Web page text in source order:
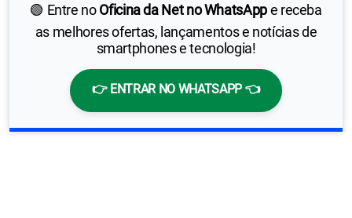
🟢 Entre noOficina da Net no WhatsAppe receba
as melhores ofertas, lançamentos e notícias de
smartphones e tecnologia!
👉 ENTRAR NO WHATSAPP 👈